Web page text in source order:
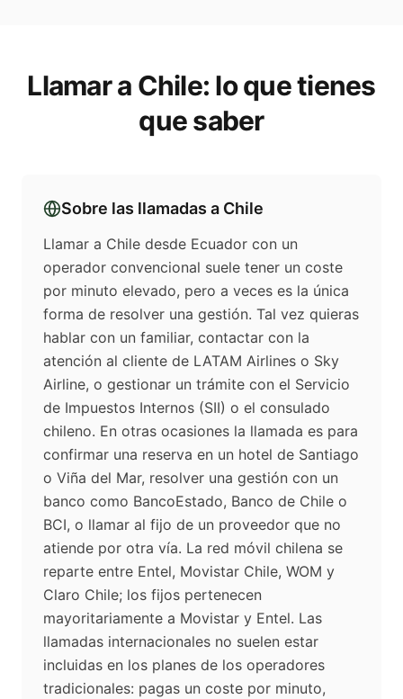
Llamar a Chile: lo que tienes
que saber
Sobre las llamadas a Chile
Llamar a Chile desde Ecuador con un
operador convencional suele tener un coste
por minuto elevado, pero a veces es la única
forma de resolver una gestión. Tal vez quieras
hablar con un familiar, contactar con la
atención al cliente de LATAM Airlines o Sky
Airline, o gestionar un trámite con el Servicio
de Impuestos Internos (SII) o el consulado
chileno. En otras ocasiones la llamada es para
confirmar una reserva en un hotel de Santiago
o Viña del Mar, resolver una gestión con un
banco como BancoEstado, Banco de Chile o
BCI, o llamar al fijo de un proveedor que no
atiende por otra vía. La red móvil chilena se
reparte entre Entel, Movistar Chile, WOM y
Claro Chile; los fijos pertenecen
mayoritariamente a Movistar y Entel. Las
llamadas internacionales no suelen estar
incluidas en los planes de los operadores
tradicionales: pagas un coste por minuto,